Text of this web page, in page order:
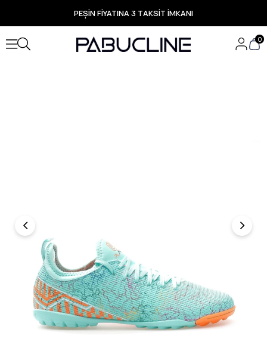
PEŞİN FİYATINA 3 TAKSİT İMKANI
TÜM ÜRÜNLERDE ÜCRETSİZ KARGO
Yeni Sezon Ürünlerde Özel Fırsatlar
Seçili Ürünlerde Hızlı Teslimat
0